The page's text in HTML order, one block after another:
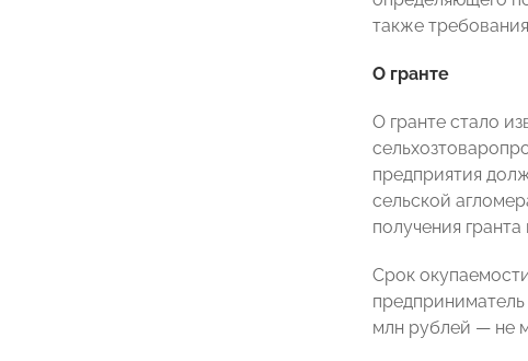
также
О гранте
О гранте стало
предприятия
сельской
получения
Срок
млн рублей — не